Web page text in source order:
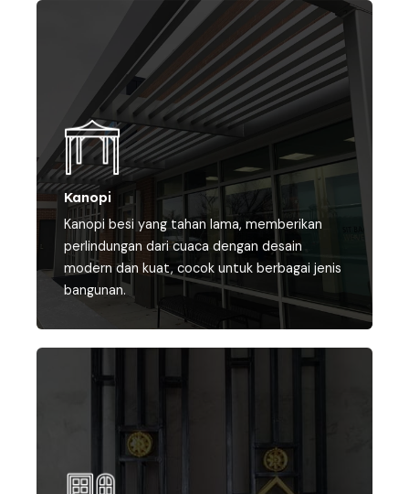
Kanopi
Kanopi besi yang tahan lama, memberikan
perlindungan dari cuaca dengan desain
modern dan kuat, cocok untuk berbagai jenis
bangunan.